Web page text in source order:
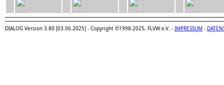
DIALOG Version 3.80 [03.06.2025] - Copyright ©1998-2025, FLVW e.V. - IMPRESSUM -